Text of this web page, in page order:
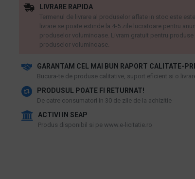
GARANTAM CEL MAI BUN RAPORT CALITATE-
​Bucura-te de produse calitative, suport eficient si o
PRODUSUL POATE FI RETURNAT!
De catre consumatori in 30 de zile de la achizitie
ACTIVI IN SEAP
Produs disponibil si pe www.e-licitatie.ro
LIVRARE RAPIDA
Termenul de livrare al produselor aflate in stoc este
livrare se poate extinde la 4-5 zile lucratoare pentru
produselor voluminoase. Livram gratuit pentru produse
produselor voluminoase.